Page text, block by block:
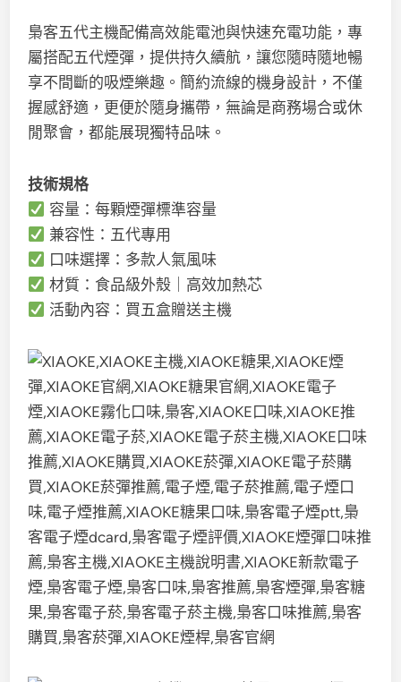
梟客五代主機配備高效能電池與快速充電功能，專
屬搭配五代煙彈，提供持久續航，讓您隨時隨地暢
享不間斷的吸煙樂趣。簡約流線的機身設計，不僅
握感舒適，更便於隨身攜帶，無論是商務場合或休
閒聚會，都能展現獨特品味。
技術規格
容量：每顆煙彈標準容量
兼容性：五代專用
口味選擇：多款人氣風味
材質：食品級外殼｜高效加熱芯
活動內容：買五盒贈送主機